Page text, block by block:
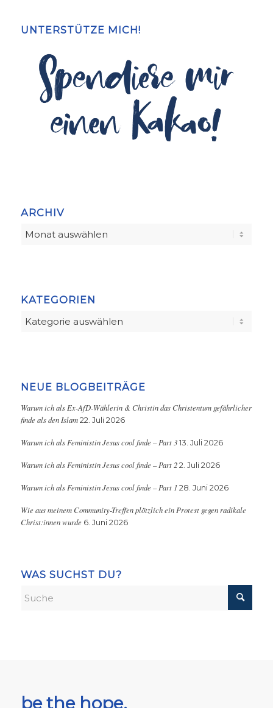
UNTERSTÜTZE MICH!
ARCHIV
KATEGORIEN
Kategorien
NEUE BLOGBEITRÄGE
Warum ich als Ex-AfD-Wählerin & Christin das Christentum gefährlicher
finde als den Islam 22. Juli 2026
Warum ich als Feministin Jesus cool finde – Part 3 13. Juli 2026
Warum ich als Feministin Jesus cool finde – Part 2 2. Juli 2026
Warum ich als Feministin Jesus cool finde – Part 1 28. Juni 2026
Wie aus meinem Community-Treffen plötzlich ein Protest gegen radikale
Christ:innen wurde 6. Juni 2026
WAS SUCHST DU?
be the hope,